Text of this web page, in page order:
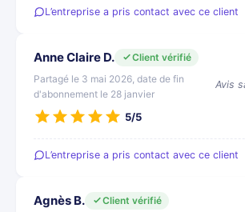
L’entreprise a pris contact avec ce client
Anne Claire D.
Client vérifié
Partagé le 3 mai 2026, date de fin
d'abonnement le 28 janvier
Avis
5/5
L’entreprise a pris contact avec ce client
Agnès B.
Client vérifié